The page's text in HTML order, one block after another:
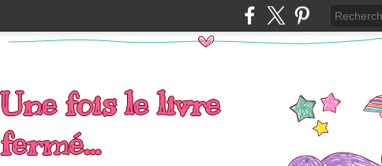
Une fois le livre
fermé...